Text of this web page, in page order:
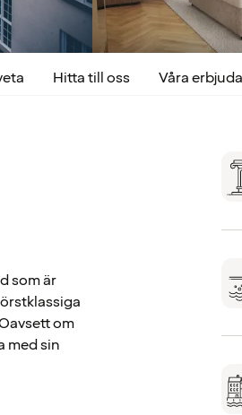
Hitta till oss Våra
som är
om
med sin